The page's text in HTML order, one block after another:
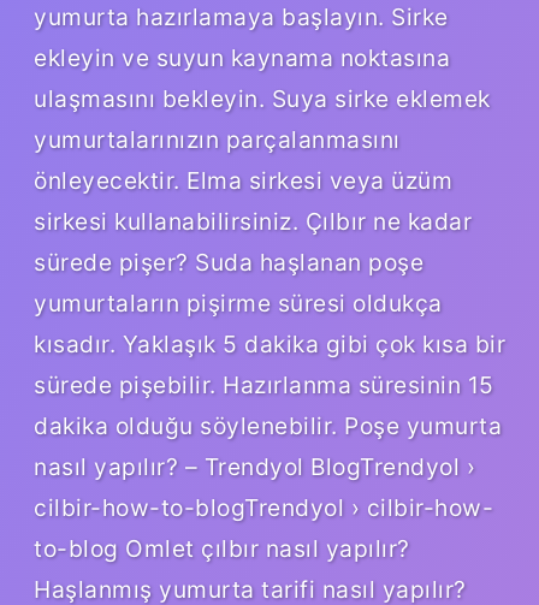
yumurta hazırlamaya başlayın. Sirke
ekleyin ve suyun kaynama noktasına
ulaşmasını bekleyin. Suya sirke eklemek
yumurtalarınızın parçalanmasını
önleyecektir. Elma sirkesi veya üzüm
sirkesi kullanabilirsiniz. Çılbır ne kadar
sürede pişer? Suda haşlanan poşe
yumurtaların pişirme süresi oldukça
kısadır. Yaklaşık 5 dakika gibi çok kısa bir
sürede pişebilir. Hazırlanma süresinin 15
dakika olduğu söylenebilir. Poşe yumurta
nasıl yapılır? – Trendyol BlogTrendyol ›
cilbir-how-to-blogTrendyol › cilbir-how-
to-blog Omlet çılbır nasıl yapılır?
Haşlanmış yumurta tarifi nasıl yapılır?